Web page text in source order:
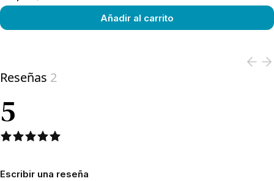
Añadir al carrito
Reseñas 2
5
Escribir una reseña